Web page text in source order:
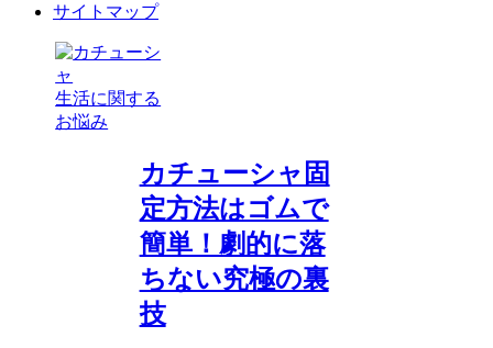
サイトマップ
生活に関する
お悩み
カチューシャ固
定方法はゴムで
簡単！劇的に落
ちない究極の裏
技